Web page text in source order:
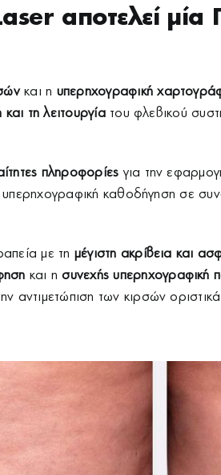
αποτελεί
και η υπερηχογραφική
τη λειτουργίατου φλεβικού
πληροφορίεςγια την
καθοδήγηση σε
με τη μέγιστη ακρίβεια και
και ησυνεχής υπερηχογραφική
αντιμετώπιση των κιρσών